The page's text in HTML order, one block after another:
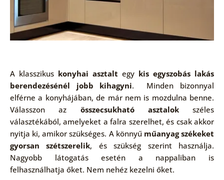
A klasszikus konyhai asztalt egy kis egyszobás lakás
berendezésénél jobb kihagyni. Minden bizonnyal
elférne a konyhájában, de már nem is mozdulna benne.
Válasszon az összecsukható asztalokszéles
választékából, amelyeket a falra szerelhet, és csak akkor
nyitja ki, amikor szükséges. A könnyű műanyag székeket
gyorsan szétszerelik, és szükség szerint használja.
Nagyobb látogatás esetén a nappaliban is
felhasználhatja őket. Nem nehéz kezelni őket.